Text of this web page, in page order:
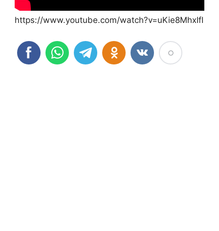
https://www.youtube.com/watch?v=uKie8MhxIfI